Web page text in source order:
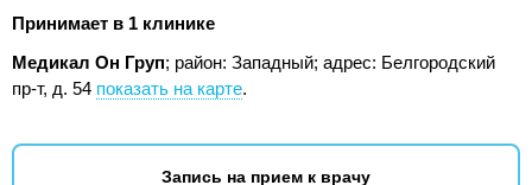
Принимает в 1 клинике
Медикал Он Груп; район: Западный; адрес: Белгородский
пр-т, д. 54 показать на карте.
Запись на прием к врачу